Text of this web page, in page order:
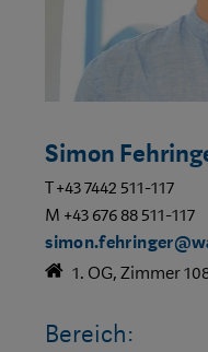
Simon
T +43 7442 511-117
M +43 676 88 511-117
1. OG, Zimmer
Bereich: